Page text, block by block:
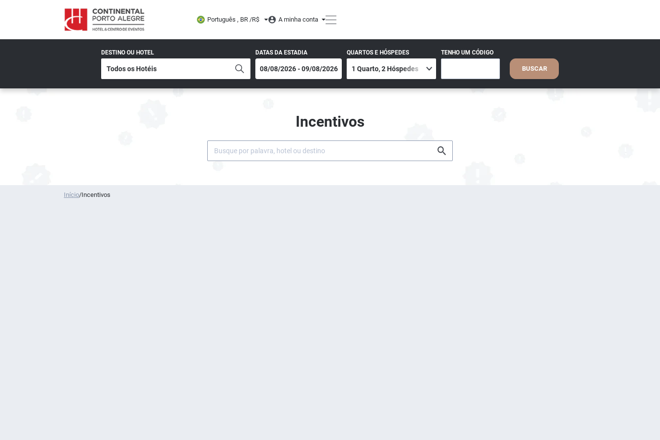
Português , BR /R$ A minha conta
DESTINO OU HOTEL DATAS DA ESTADIA QUARTOS E HÓSPEDES TENHO UM CÓDIGO
BUSCAR
Incentivos
Início/Incentivos